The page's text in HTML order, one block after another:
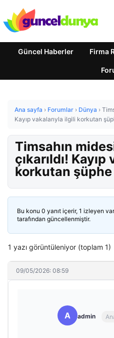
Güncel Haberler Firma
Ana sayfa › Forumlar › Dünya ›
Kayıp vakalarıyla ilgili korkutan
Timsahın
çıkarıldı!
korkutan şüphe
Bu konu 0 yanıt içerir, 1 izleyen
tarafından güncellenmiştir.
1 yazı görüntüleniyor (toplam 1)
09/05/2026: 08:59
A admin